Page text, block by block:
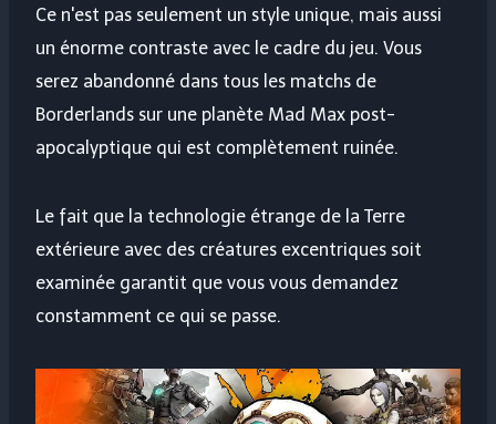
Ce n'est pas seulement un style unique, mais aussi
un énorme contraste avec le cadre du jeu. Vous
serez abandonné dans tous les matchs de
Borderlands sur une planète Mad Max post-
apocalyptique qui est complètement ruinée.
Le fait que la technologie étrange de la Terre
extérieure avec des créatures excentriques soit
examinée garantit que vous vous demandez
constamment ce qui se passe.